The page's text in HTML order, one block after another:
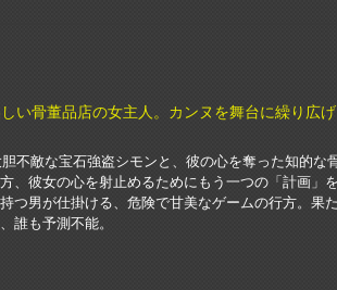
い骨董品店の女主人。カンヌを舞台に繰り広
不敵な宝石強盗シモンと、彼の心を奪った知的な
、彼女の心を射止めるためにもう一つの「計画」
つ男が仕掛ける、危険で甘美なゲームの行方。果
誰も予測不能。